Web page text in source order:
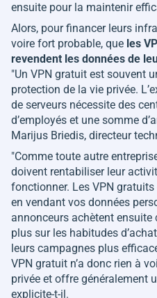
ensuite pour la maintenir
Alors, pour financer leurs
voire fort probable, que les
revendent les données de
"Un VPN gratuit est souvent
protection de la vie privée.
de serveurs nécessite des
d’employés et une somme
Marijus Briedis, directeur
"Comme toute autre
doivent rentabiliser leur
fonctionner. Les VPN
en vendant vos données
annonceurs achètent ensuite
plus sur les habitudes
leurs campagnes plus
VPN gratuit n’a donc rien à
privée et offre généralement
explicite-t-il.